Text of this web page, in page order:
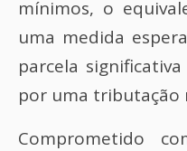
mínimos, o
uma medida
parcela
por uma tributação
Comprometido